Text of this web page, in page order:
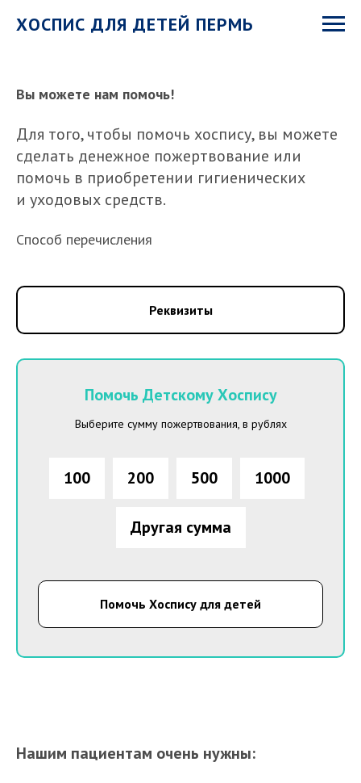
ХОСПИС ДЛЯ ДЕТЕЙ ПЕРМЬ
Вы можете нам помочь!
Для того, чтобы помочь хоспису, вы можете
сделать денежное пожертвование или
помочь в приобретении гигиениче ских
и уходовых средств.
Cпособ перечисления
Реквизиты
Помочь Детскому Хоспису
Выберите сумму пожертвования, в рублях
100 200 500 1000
Другая сумма
Помочь Хоспису для детей
Нашим пациентам очень нужны: